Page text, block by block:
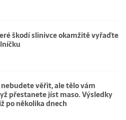
škodí slinivce okamžitě vyřaďte
věřit, ale tělo vám
přestanete jíst maso. Výsledky
po několika dnech